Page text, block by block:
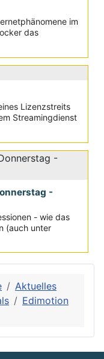
im
das
Lizenzstreits
Streamingdienst
-
- wie das
(auch unter
Aktuelles
Edimotion